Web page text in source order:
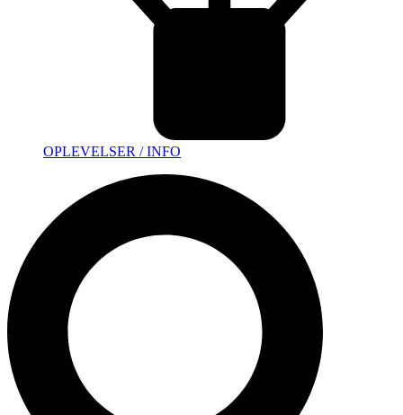
OPLEVELSER / INFO